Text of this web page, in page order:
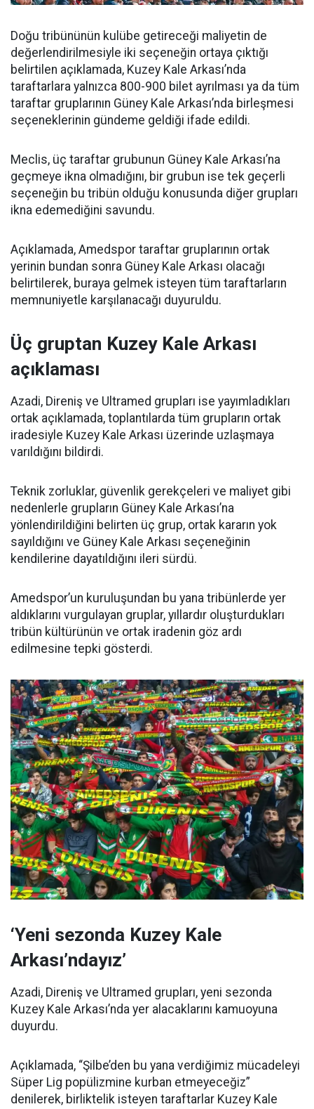
Doğu tribününün kulübe getireceği maliyetin de
değerlendirilmesiyle iki seçeneğin ortaya çıktığı
belirtilen açıklamada, Kuzey Kale Arkası’nda
taraftarlara yalnızca 800-900 bilet ayrılması ya da tüm
taraftar gruplarının Güney Kale Arkası’nda birleşmesi
seçeneklerinin gündeme geldiği ifade edildi.
Meclis, üç taraftar grubunun Güney Kale Arkası’na
geçmeye ikna olmadığını, bir grubun ise tek geçerli
seçeneğin bu tribün olduğu konusunda diğer grupları
ikna edemediğini savundu.
Açıklamada, Amedspor taraftar gruplarının ortak
yerinin bundan sonra Güney Kale Arkası olacağı
belirtilerek, buraya gelmek isteyen tüm taraftarların
memnuniyetle karşılanacağı duyuruldu.
Üç gruptan Kuzey Kale Arkası
açıklaması
Azadi, Direniş ve Ultramed grupları ise yayımladıkları
ortak açıklamada, toplantılarda tüm grupların ortak
iradesiyle Kuzey Kale Arkası üzerinde uzlaşmaya
varıldığını bildirdi.
Teknik zorluklar, güvenlik gerekçeleri ve maliyet gibi
nedenlerle grupların Güney Kale Arkası’na
yönlendirildiğini belirten üç grup, ortak kararın yok
sayıldığını ve Güney Kale Arkası seçeneğinin
kendilerine dayatıldığını ileri sürdü.
Amedspor’un kuruluşundan bu yana tribünlerde yer
aldıklarını vurgulayan gruplar, yıllardır oluşturdukları
tribün kültürünün ve ortak iradenin göz ardı
edilmesine tepki gösterdi.
‘Yeni sezonda Kuzey Kale
Arkası’ndayız’
Azadi, Direniş ve Ultramed grupları, yeni sezonda
Kuzey Kale Arkası’nda yer alacaklarını kamuoyuna
duyurdu.
Açıklamada, “Şilbe’den bu yana verdiğimiz mücadeleyi
Süper Lig popülizmine kurban etmeyeceğiz”
denilerek, birliktelik isteyen taraftarlar Kuzey Kale